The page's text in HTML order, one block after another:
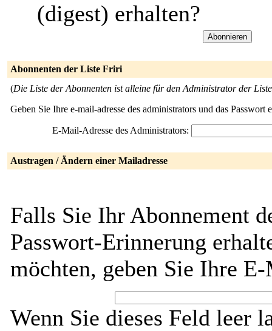
(digest) erhalten?
Abonnenten der Liste Friri
(Die Liste der Abonnenten ist alleine für den Administrator der
Geben Sie Ihre e-mail-adresse des administrators und das
E-Mail-Adresse des Administrators:
Austragen / Ändern einer Mailadresse
Falls Sie Ihr Abonnement
Passwort-Erinnerung
möchten, geben Sie Ihre
Wenn Sie dieses Feld leer